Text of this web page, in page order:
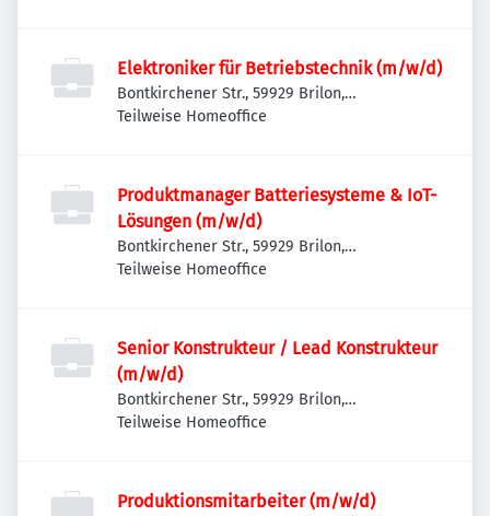
Elektroniker für Betriebstechnik (m/w/d)
Bontkirchener Str., 59929 Brilon,
Deutschland
Teilweise Homeoffice
Produktmanager Batteriesysteme & IoT-
Lösungen (m/w/d)
Bontkirchener Str., 59929 Brilon,
Deutschland
Teilweise Homeoffice
Senior Konstrukteur / Lead Konstrukteur
(m/w/d)
Bontkirchener Str., 59929 Brilon,
Deutschland
Teilweise Homeoffice
Produktionsmitarbeiter (m/w/d)